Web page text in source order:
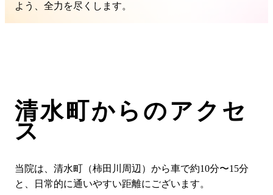
よう、全力を尽くします。
清水町からのアクセ
ス
当院は、清水町（柿田川周辺）から車で約10分〜15分
と、日常的に通いやすい距離にございます。